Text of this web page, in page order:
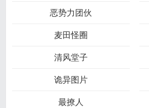
恶势力团伙
麦田怪圈
清风堂子
诡异图片
最撩人